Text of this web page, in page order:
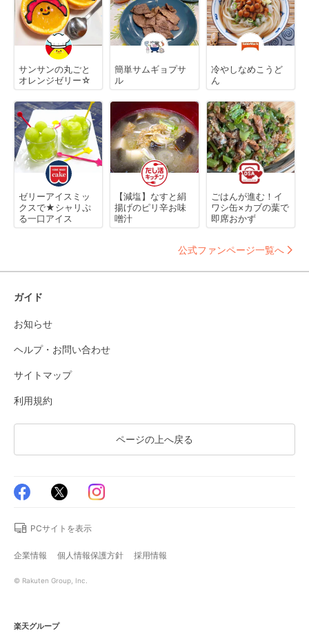
サンサンの丸ごと
オレンジゼリー☆
簡単サムギョプサ
ル
冷やしなめこうど
ん
ゼリーアイスミッ
クスで★シャリぷ
る一口アイス
【減塩】なすと絹
揚げのピリ辛お味
噌汁
ごはんが進む！イ
ワシ缶×カブの葉で
即席おかず
公式ファンページ一覧へ
ガイド
お知らせ
ヘルプ・お問い合わせ
サイトマップ
利用規約
ページの上へ戻る
PCサイトを表示
企業情報 個人情報保護方針 採用情報
© Rakuten Group, Inc.
楽天グループ